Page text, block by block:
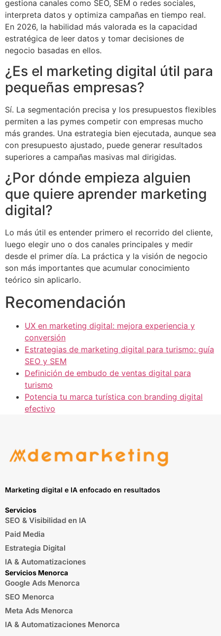
gestiona canales como SEO, SEM o redes sociales,
interpreta datos y optimiza campañas en tiempo real.
En 2026, la habilidad más valorada es la capacidad
estratégica de leer datos y tomar decisiones de
negocio basadas en ellos.
¿Es el marketing digital útil para
pequeñas empresas?
Sí. La segmentación precisa y los presupuestos flexibles
permiten a las pymes competir con empresas mucho
más grandes. Una estrategia bien ejecutada, aunque sea
con presupuesto ajustado, puede generar resultados
superiores a campañas masivas mal dirigidas.
¿Por dónde empieza alguien
que quiere aprender marketing
digital?
Lo más útil es entender primero el recorrido del cliente,
luego elegir uno o dos canales principales y medir
desde el primer día. La práctica y la visión de negocio
son más importantes que acumular conocimiento
teórico sin aplicarlo.
Recomendación
UX en marketing digital: mejora experiencia y
conversión
Estrategias de marketing digital para turismo: guía
SEO y SEM
Definición de embudo de ventas digital para
turismo
Potencia tu marca turística con branding digital
efectivo
Marketing digital e IA enfocado en resultados
Servicios
SEO & Visibilidad en IA
Paid Media
Estrategia Digital
IA & Automatizaciones
Servicios Menorca
Google Ads Menorca
SEO Menorca
Meta Ads Menorca
IA & Automatizaciones Menorca